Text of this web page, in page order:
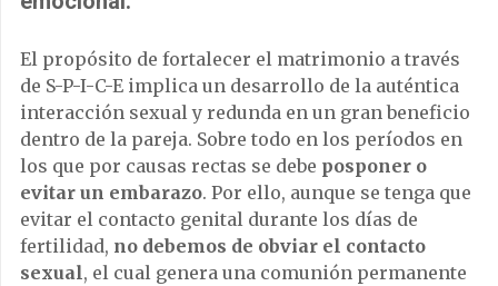
El propósito de fortalecer el matrimonio a través
de S-P-I-C-E implica un desarrollo de la auténtica
interacción sexual y redunda en un gran beneficio
dentro de la pareja. Sobre todo en los períodos en
los que por causas rectas se debe posponer o
evitar un embarazo. Por ello, aunque se tenga que
evitar el contacto genital durante los días de
fertilidad, no debemos de obviar el contacto
sexual, el cual genera una comunión permanente